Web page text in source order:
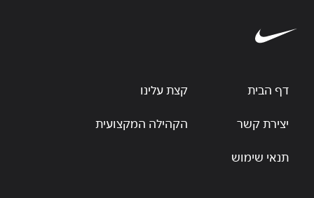
דף הבית קצת עלינו
יצירת קשר הקהילה המקצועית
תנאי שימוש